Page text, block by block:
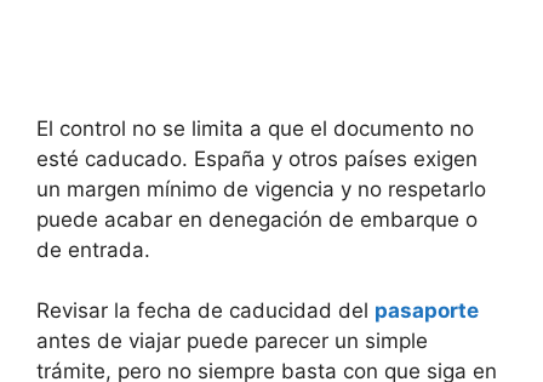
El control no se limita a que el documento no
esté caducado. España y otros países exigen
un margen mínimo de vigencia y no respetarlo
puede acabar en denegación de embarque o
de entrada.
Revisar la fecha de caducidad del pasaporte
antes de viajar puede parecer un simple
trámite, pero no siempre basta con que siga en